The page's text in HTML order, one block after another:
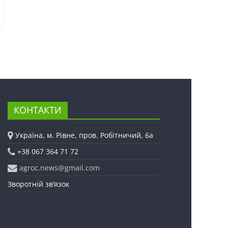
КОНТАКТИ
Україна, м. Рівне, пров. Робітничий, 6а
+38 067 364 71 72
agroc.news@gmail.com
Зворотній зв’язок